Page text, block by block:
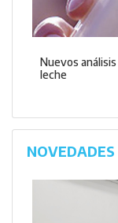
Nuevos
leche
NOVEDADES